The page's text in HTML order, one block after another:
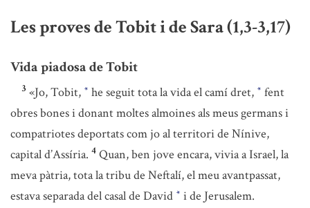
Les proves de Tobit i de Sara (1,3-3,17)
Vida piadosa de Tobit
3 «Jo, Tobit, * he seguit tota la vida el camí dret, * fent
obres bones i donant moltes almoines als meus germans i
compatriotes deportats com jo al territori de Nínive,
capital d’Assíria. 4 Quan, ben jove encara, vivia a Israel, la
meva pàtria, tota la tribu de Neftalí, el meu avantpassat,
estava separada del casal de David * i de Jerusalem.